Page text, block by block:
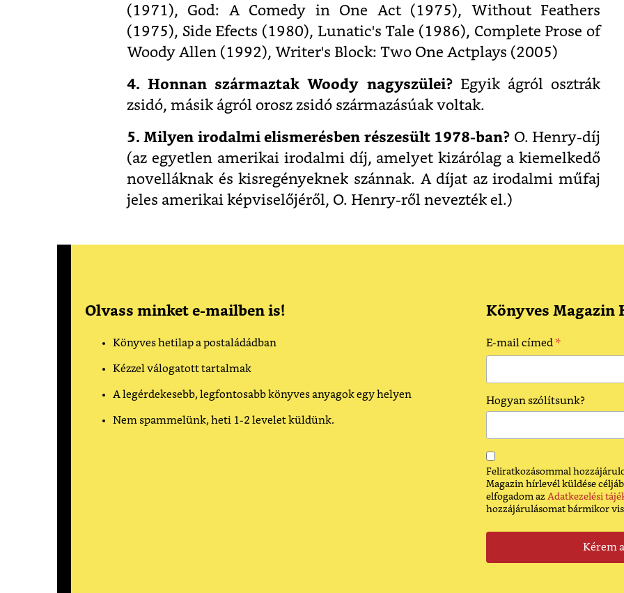
(1971), God: A Comedy in One Act (1975), Without Feathers
(1975), Side Efects (1980), Lunatic's Tale (1986), Complete Prose of
Woody Allen (1992), Writer's Block: Two One Actplays (2005)
4. Honnan származtak Woody nagyszülei? Egyik ágról osztrák
zsidó, másik ágról orosz zsidó származásúak voltak.
5. Milyen irodalmi elismerésben részesült 1978-ban? O. Henry-díj
(az egyetlen amerikai irodalmi díj, amelyet kizárólag a kiemelkedő
novelláknak és kisregényeknek szánnak. A díjat az irodalmi műfaj
jeles amerikai képviselőjéről, O. Henry-ről nevezték el.)
Olvass minket e-mailben is!
Könyves hetilap a postaládádban
Kézzel válogatott tartalmak
A legérdekesebb, legfontosabb könyves anyagok egy helyen
Nem spammelünk, heti 1-2 levelet küldünk.
Könyves Magazin
E-mail címed *
Hogyan szólítsunk?
Feliratkozásommal
Magazin hírlevél küldése
elfogadom az Adatkezelési
hozzájárulásomat bármikor